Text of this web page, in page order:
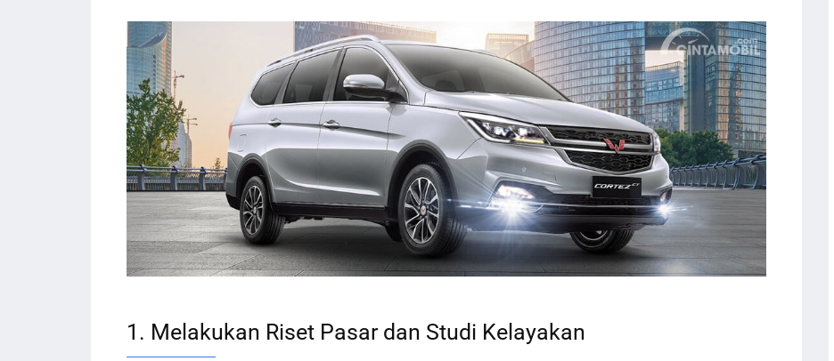
1. Melakukan Riset Pasar dan Studi Kelayakan